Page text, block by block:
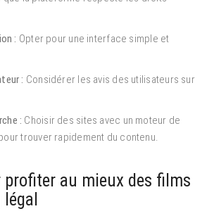
: Opter pour une interface simple et
: Considérer les avis des utilisateurs sur
: Choisir des sites avec un moteur de
trouver rapidement du contenu.
au mieux des films